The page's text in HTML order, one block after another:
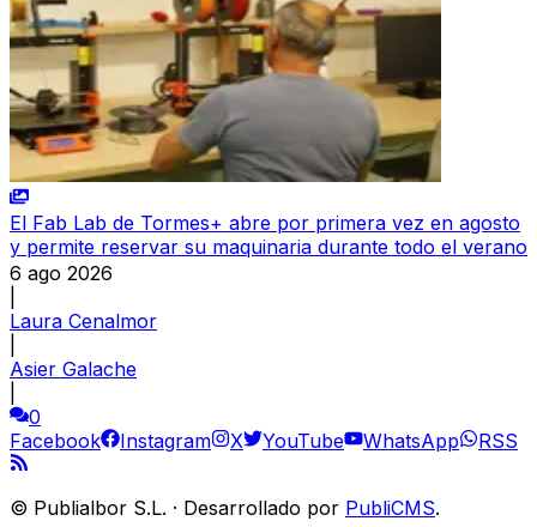
El Fab Lab de Tormes+ abre por primera vez en agosto
y permite reservar su maquinaria durante todo el verano
6 ago 2026
Laura Cenalmor
Asier Galache
0
Facebook
Instagram X YouTube WhatsApp RSS
© Publialbor S.L. · Desarrollado por PubliCMS.